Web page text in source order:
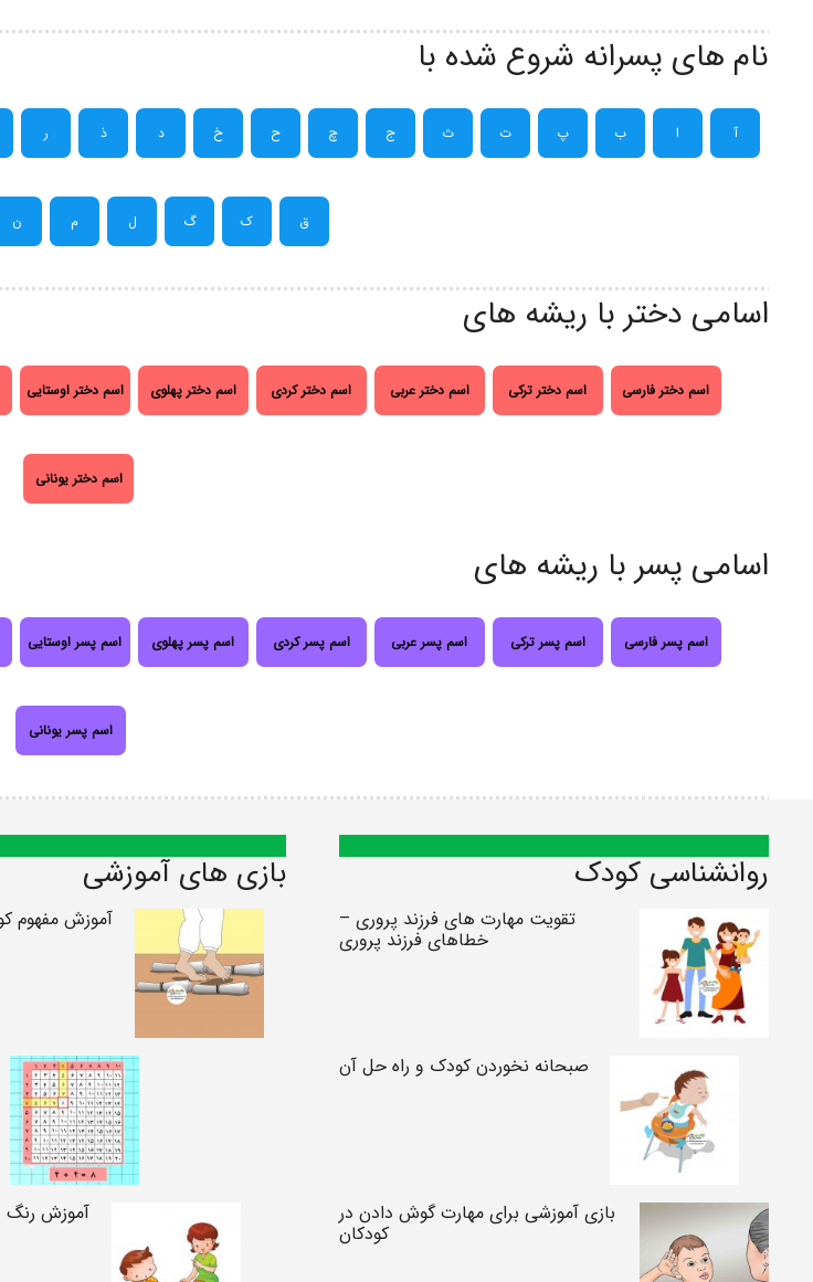
نام های پسرانه شروع شده با
آ ا ب پ ت ث ج چ ح خ د ذ ر
ق ک گ ل م ن
اسامی دختر با ریشه های
اسم دختر فارسی اسم دختر ترکی اسم دختر عربی اسم دختر کردی اسم دختر پهلوی اسم دختر اوستایی
اسم دختر یونانی
اسامی پسر با ریشه های
اسم پسر فارسی اسم پسر ترکی اسم پسر عربی اسم پسر کردی اسم پسر پهلوی اسم پسر اوستایی
اسم پسر یونانی
روانشناسی کودک
تقویت مهارت های فرزند پروری –
خطاهای فرزند پروری
صبحانه نخوردن کودک و راه حل آن
بازی آموزشی برای مهارت گوش دادن در
کودکان
بازی های آموزشی
آموزش مفهوم
آموزش رنگ